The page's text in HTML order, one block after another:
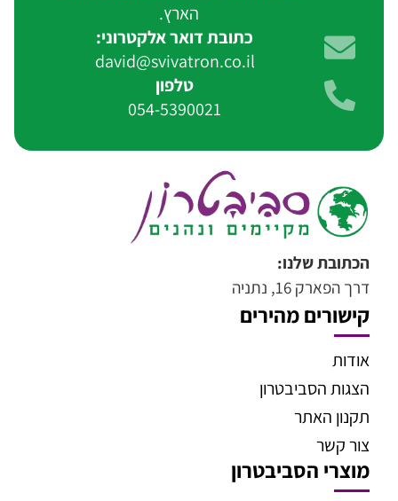
הארץ.
כתובת דואר אלקטרוני:
david@svivatron.co.il
טלפון
054-5390021
הכתובת שלנו:
דרך הפארק 16, נתניה
קישורים מהירים
אודות
הצגות הסביבטרון
תקנון האתר
צור קשר
מוצרי הסביבטרון